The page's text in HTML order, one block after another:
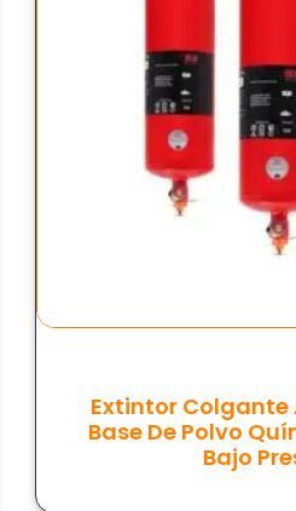
Extintor
Base De Polvo
Bajo